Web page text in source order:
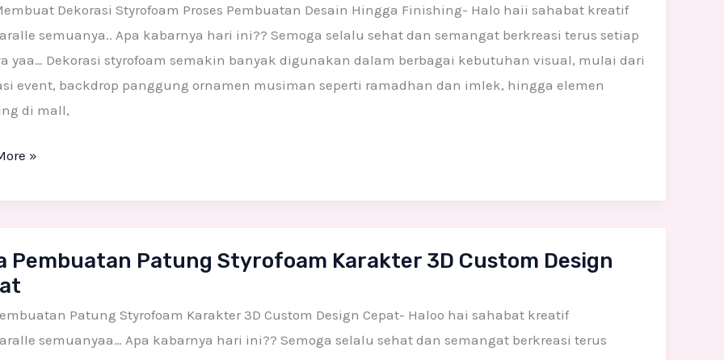
Dekorasi Styrofoam Proses Pembuatan Desain Hingga Finishing- Halo haii sahabat kreatif
semuanya.. Apa kabarnya hari ini?? Semoga selalu sehat dan semangat berkreasi terus setiap
yaa… Dekorasi styrofoam semakin banyak digunakan dalam berbagai kebutuhan visual, mulai dari
event, backdrop panggung ornamen musiman seperti ramadhan dan imlek, hingga elemen
di mall,
»
Pembuatan Patung Styrofoam Karakter 3D Custom Design
Patung Styrofoam Karakter 3D Custom Design Cepat- Haloo hai sahabat kreatif
semuanyaa… Apa kabarnya hari ini?? Semoga selalu sehat dan semangat berkreasi terus